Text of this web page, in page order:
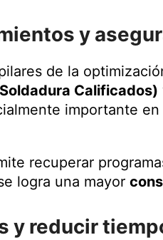
y
de la
Calificados)
importante
recuperar
logra una mayor
y reducir